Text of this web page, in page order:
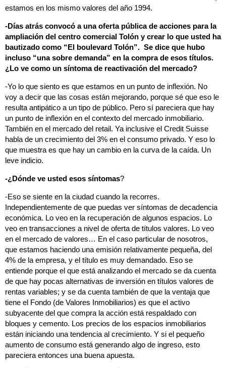
estamos en los mismo valores del año 1994.
-Días atrás convocó a una oferta pública de acciones para la
ampliación del centro comercial Tolón y crear lo que usted ha
bautizado como “El boulevard Tolón”. Se dice que hubo
incluso “una sobre demanda” en la compra de esos títulos.
¿Lo ve como un síntoma de reactivación del mercado?
-Yo lo que siento es que estamos en un punto de inflexión. No
voy a decir que las cosas están mejorando, porque sé que eso le
resulta antipático a un tipo de público. Pero sí pareciera que hay
un punto de inflexión en el contexto del mercado inmobiliario.
También en el mercado del retail. Ya inclusive el Credit Suisse
habla de un crecimiento del 3% en el consumo privado. Y eso lo
que muestra es que hay un cambio en la curva de la caída. Un
leve indicio.
-¿Dónde ve usted esos síntomas?
-Eso se siente en la ciudad cuando la recorres.
Independientemente de que puedas ver síntomas de decadencia
económica. Lo veo en la recuperación de algunos espacios. Lo
veo en transacciones a nivel de oferta de títulos valores. Lo veo
en el mercado de valores… En el caso particular de nosotros,
que estamos haciendo una emisión relativamente pequeña, del
4% de la empresa, y el título es muy demandado. Eso se
entiende porque el que está analizando el mercado se da cuenta
de que hay pocas alternativas de inversión en títulos valores de
rentas variables; y se da cuenta también de que la ventaja que
tiene el Fondo (de Valores Inmobiliarios) es que el activo
subyacente del que compra la acción está respaldado con
bloques y cemento. Los precios de los espacios inmobiliarios
están iniciando una tendencia al crecimiento. Y si el pequeño
aumento de consumo está generando algo de ingreso, esto
pareciera entonces una buena apuesta.